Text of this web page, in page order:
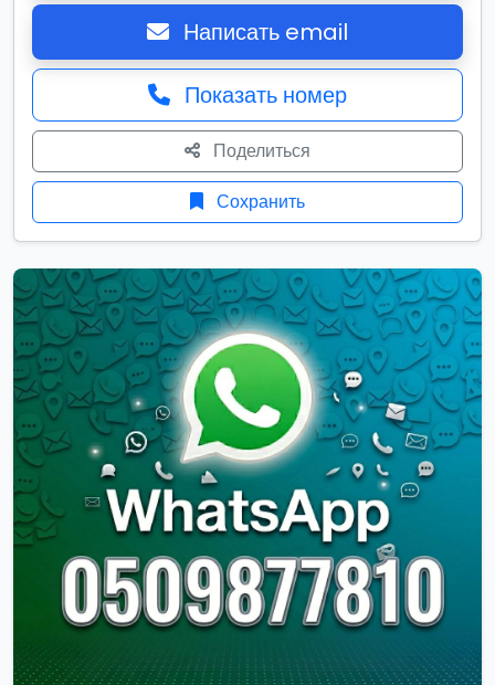
Написать email
Показать номер
Поделиться
Сохранить